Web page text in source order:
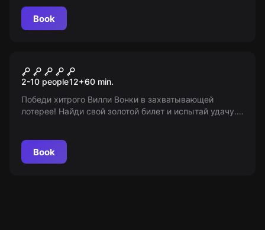
Book
Чарли и шоколадная
фабрика
2-10 people12+60 min.
Победи хитрого Вилли Вонки в захватывающей
лотерее! Найди свой золотой билет и испытай удачу.
информация о мероприятиях.
Book